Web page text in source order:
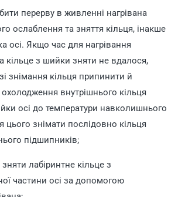
перерву в живленні нагрівана
ослаблення та зняття кільця, інакше
осі. Якщо час для нагрівання
кільце з шийки зняти не вдалося,
знімання кільця припинити й
охолодження внутрішнього кільця
осі до температури навколишнього
цього знімати послідовно кільця
підшипників;
лабіринтне кільце з
частини осі за допомогою